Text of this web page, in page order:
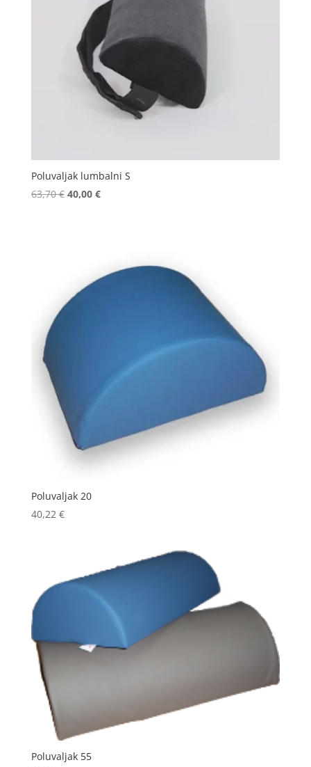
Poluvaljak lumbalni S
63,70€ Izvorna
40,00 €Trenutna
Poluvaljak 20
40,22 €
Poluvaljak 55